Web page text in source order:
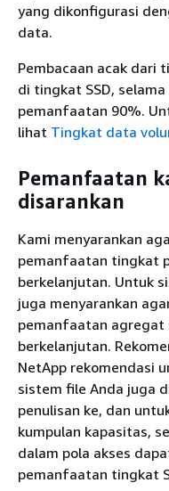
yang dikonfigurasi
data.
Pembacaan acak dari
di tingkat SSD,
pemanfaatan 90%.
lihat Tingkat data
Pemanfaatan
disarankan
Kami menyarankan
pemanfaatan tingkat
berkelanjutan. Untuk
juga menyarankan
pemanfaatan agregat
berkelanjutan.
NetApp rekomendasi
sistem file Anda juga
penulisan ke, dan
kumpulan kapasitas,
dalam pola akses
pemanfaatan tingkat